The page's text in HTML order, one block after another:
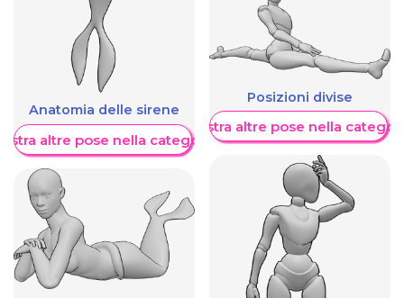
Anatomia delle sirene
altre pose nella categoria
Posizioni divise
Mostra altre pose nella